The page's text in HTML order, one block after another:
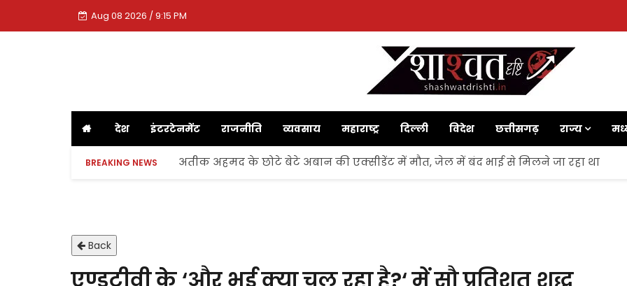
Aug 08 2026 / 9:15 PM
देश इंटरटेनमेंट राजनीति व्यवसाय महाराष्ट्र दिल्ली विदेश छत्तीसगढ़ राज्य
BREAKING NEWS अतीक अहमद के छोटे बेटे अबान की एक्सीडेंट में मौत, जेल में बंद भाई से मिलने जा रहा था
Back